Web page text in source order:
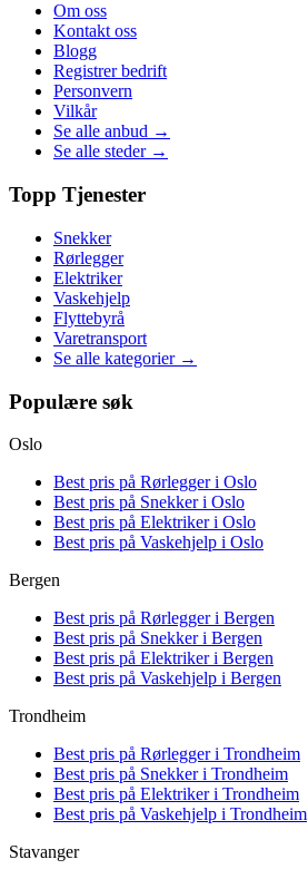
Om oss
Kontakt oss
Blogg
Registrer bedrift
Personvern
Vilkår
Se alle anbud →
Se alle steder →
Topp Tjenester
Snekker
Rørlegger
Elektriker
Vaskehjelp
Flyttebyrå
Varetransport
Se alle kategorier →
Populære søk
Oslo
Best pris på Rørlegger i Oslo
Best pris på Snekker i Oslo
Best pris på Elektriker i Oslo
Best pris på Vaskehjelp i Oslo
Bergen
Best pris på Rørlegger i Bergen
Best pris på Snekker i Bergen
Best pris på Elektriker i Bergen
Best pris på Vaskehjelp i Bergen
Trondheim
Best pris på Rørlegger i Trondheim
Best pris på Snekker i Trondheim
Best pris på Elektriker i Trondheim
Best pris på Vaskehjelp i Trondheim
Stavanger